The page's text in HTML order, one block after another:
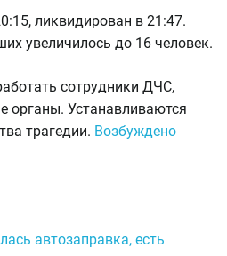
ликвидирован в 21:47.
увеличилось до 16 человек.
сотрудники ДЧС,
органы. Устанавливаются
трагедии. Возбуждено
автозаправка, есть